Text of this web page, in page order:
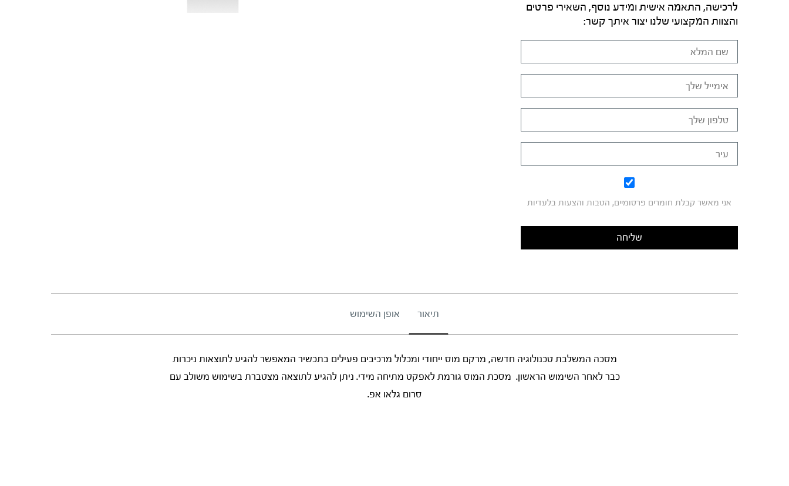
לרכישה, התאמה אישית ומידע נוסף, השאירי פרטים
והצוות המקצועי שלנו יצור איתך קשר:
אני מאשר קבלת חומרים פרסומיים, הטבות והצעות בלעדיות
תיאור אופן השימוש
מסכה המשלבת טכנולוגיה חדשה, מרקם מוס ייחודי ומכלול מרכיבים פעילים בתכשיר המאפשר להגיע לתוצאות ניכרות
כבר לאחר השימוש הראשון. מסכת המוס גורמת לאפקט מתיחה מידי. ניתן להגיע לתוצאה מצטברת בשימוש משולב עם
סרום גלאו אפ.